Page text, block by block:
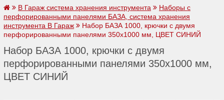
В Гараж система хранения инструмента
Наборы с
перфорированными панелями БАЗА, система хранения
инструмента В Гараж
Набор БАЗА 1000, крючки с двумя
перфорированными панелями 350х1000 мм, ЦВЕТ СИНИЙ
Набор БАЗА 1000, крючки с двумя
перфорированными панелями 350х1000 мм,
ЦВЕТ СИНИЙ